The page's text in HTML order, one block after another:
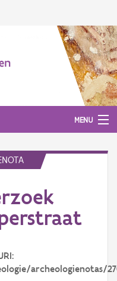
MENU
archeologienotas/